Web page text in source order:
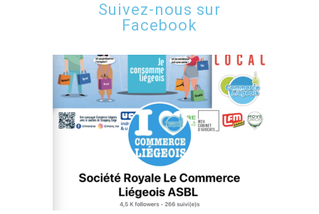
Suivez-nous sur
Facebook